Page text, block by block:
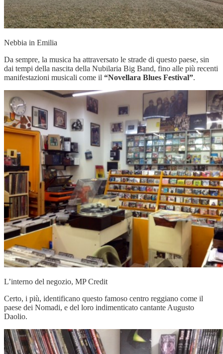
Nebbia in Emilia
Da sempre, la musica ha attraversato le strade di questo paese, sin
dai tempi della nascita della Nubilaria Big Band, fino alle più recenti
manifestazioni musicali come il “Novellara Blues Festival”.
L’interno del negozio, MP Credit
Certo, i più, identificano questo famoso centro reggiano come il
paese dei Nomadi, e del loro indimenticato cantante Augusto
Daolio.